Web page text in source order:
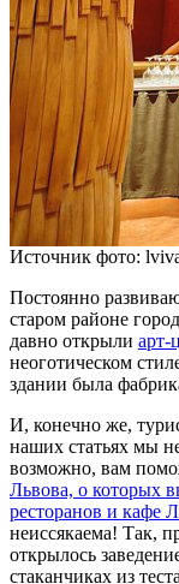
Источник фото:
Постоянно
старом районе
давно открыли арт-
неоготическом
здании была
И, конечно же,
наших статьях мы
возможно, вам
Львова, о которых
ресторанов и кафе
неиссякаема! Так,
открылось
стаканчиках из